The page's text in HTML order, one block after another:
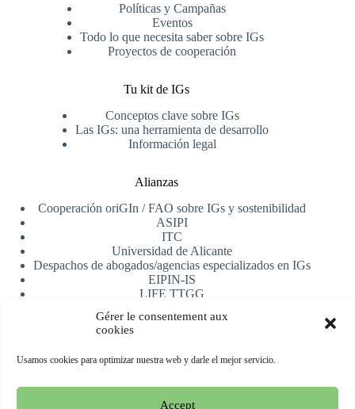
Gérer le consentement aux
cookies
Usamos cookies para optimizar nuestra web y darle el mejor servicio.
Accept
Políticas y Campañas
Eventos
Todo lo que necesita saber sobre IGs
Proyectos de cooperación
Tu kit de IGs
Conceptos clave sobre IGs
Las IGs: una herramienta de desarrollo
Información legal
Alianzas
Cooperación oriGIn / FAO sobre IGs y sostenibilidad
ASIPI
ITC
Universidad de Alicante
Despachos de abogados/agencias especializados en IGs
EIPIN-IS
LIFE TTGG
Registrarse